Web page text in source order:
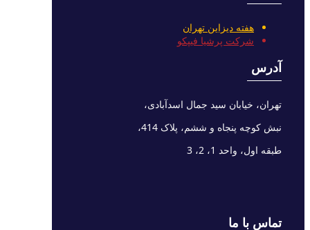
هفته دیزاین تهران
شرکت پرشیا فیپکو
آدرس
تهران، خیابان سید جمال اسدآبادی،
نبش کوچه پنجاه و ششم، پلاک 414،
طبقه اول، واحد 1، 2، 3
تماس با ما